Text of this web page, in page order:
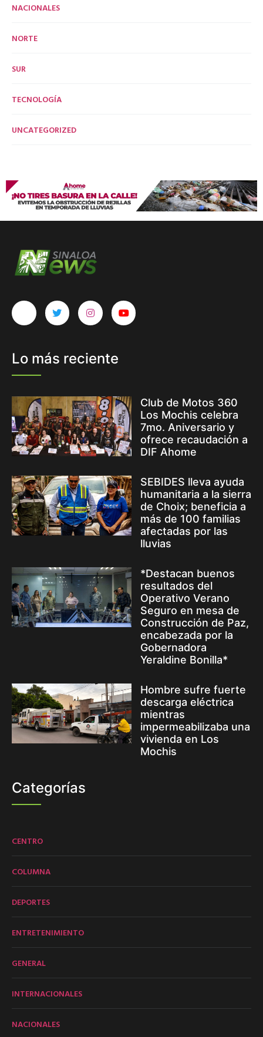
NACIONALES
NORTE
SUR
TECNOLOGÍA
UNCATEGORIZED
Lo más reciente
Club de Motos 360
Los Mochis celebra
7mo. Aniversario y
ofrece recaudación a
DIF Ahome
SEBIDES lleva ayuda
humanitaria a la sierra
de Choix; beneficia a
más de 100 familias
afectadas por las
lluvias
*Destacan buenos
resultados del
Operativo Verano
Seguro en mesa de
Construcción de Paz,
encabezada por la
Gobernadora
Yeraldine Bonilla*
Hombre sufre fuerte
descarga eléctrica
mientras
impermeabilizaba una
vivienda en Los
Mochis
Categorías
CENTRO
COLUMNA
DEPORTES
ENTRETENIMIENTO
GENERAL
INTERNACIONALES
NACIONALES